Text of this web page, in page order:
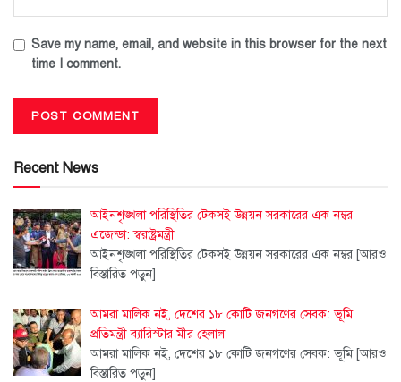
Save my name, email, and website in this browser for the next
time I comment.
Recent News
আইনশৃঙ্খলা পরিস্থিতির টেকসই উন্নয়ন সরকারের এক নম্বর
এজেন্ডা: স্বরাষ্ট্রমন্ত্রী
আইনশৃঙ্খলা পরিস্থিতির টেকসই উন্নয়ন সরকারের এক নম্বর [আরও
বিস্তারিত পড়ুন]
আমরা মালিক নই, দেশের ১৮ কোটি জনগণের সেবক: ভূমি
প্রতিমন্ত্রী ব্যারিস্টার মীর হেলাল
আমরা মালিক নই, দেশের ১৮ কোটি জনগণের সেবক: ভূমি [আরও
বিস্তারিত পড়ুন]